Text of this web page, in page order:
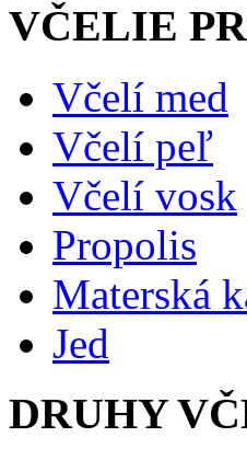
VČELIE
Včelí med
Včelí peľ
Včelí vosk
Propolis
Materská
Jed
DRUHY